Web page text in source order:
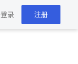
登录 注册